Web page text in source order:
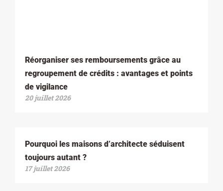
Réorganiser ses remboursements grâce au
regroupement de crédits : avantages et points
de vigilance
20 juillet 2026
Pourquoi les maisons d’architecte séduisent
toujours autant ?
17 juillet 2026